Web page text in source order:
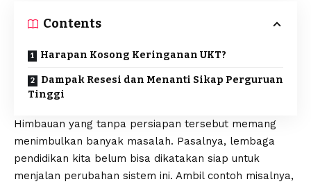
Contents
Harapan Kosong Keringanan UKT?
Dampak Resesi dan Menanti Sikap Perguruan
Tinggi
Himbauan yang tanpa persiapan tersebut memang
menimbulkan banyak masalah. Pasalnya, lembaga
pendidikan kita belum bisa dikatakan siap untuk
menjalan perubahan sistem ini. Ambil contoh misalnya,